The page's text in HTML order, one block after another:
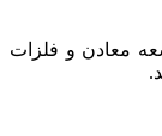
معادن و فلزات